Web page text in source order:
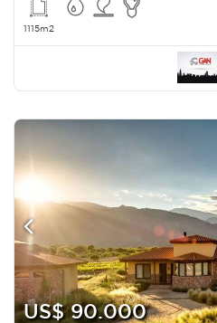
1115m2
US$ 90.000